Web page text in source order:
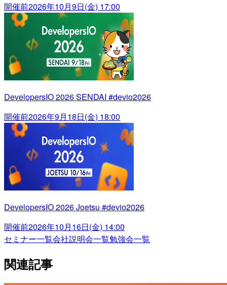
開催前2026年10月9日(金) 17:00
DevelopersIO 2026 SENDAI #devio2026
開催前2026年9月18日(金) 18:00
DevelopersIO 2026 Joetsu #devio2026
開催前2026年10月16日(金) 14:00
セミナー一覧会社説明会一覧勉強会一覧
関連記事